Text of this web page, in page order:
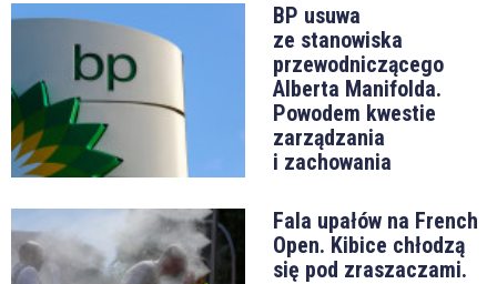
BP usuwa
ze stanowiska
przewodniczącego
Alberta Manifolda.
Powodem kwestie
zarządzania
i zachowania
Fala upałów na French
Open. Kibice chłodzą
się pod zraszaczami.